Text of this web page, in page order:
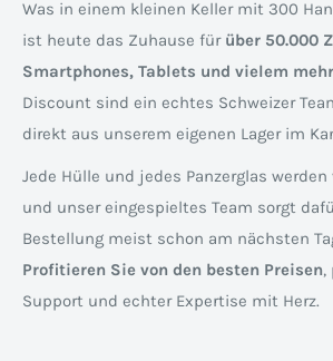
Was in einem kleinen Keller mit 300
ist heute das Zuhause für über 50.000
Smartphones, Tablets und vielem
Discount sind ein echtes Schweizer
direkt aus unserem eigenen Lager im
Jede Hülle und jedes Panzerglas
und unser eingespieltes Team sorgt
Bestellung meist schon am nächsten
Profitieren Sie von den besten Preisen,
Support und echter Expertise mit Herz.